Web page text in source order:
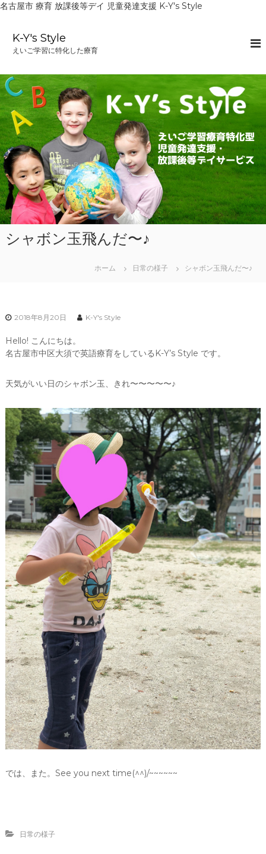
名古屋市 療育 放課後等デイ 児童発達支援 K-Y's Style
へ
ス
キ
ッ
プ
K-Y's Style
えいご学習に特化した療育
シャボン玉飛んだ〜♪
ホーム 日常の様子 シャボン玉飛んだ〜♪
2018年8月20日 K-Y's Style
Hello! こんにちは。
名古屋市中区大須で英語療育をしているK-Y’s Style です。
天気がいい日のシャボン玉、きれ〜〜〜〜〜♪
では、また。See you next time(^^)/~~~~~~
日常の様子